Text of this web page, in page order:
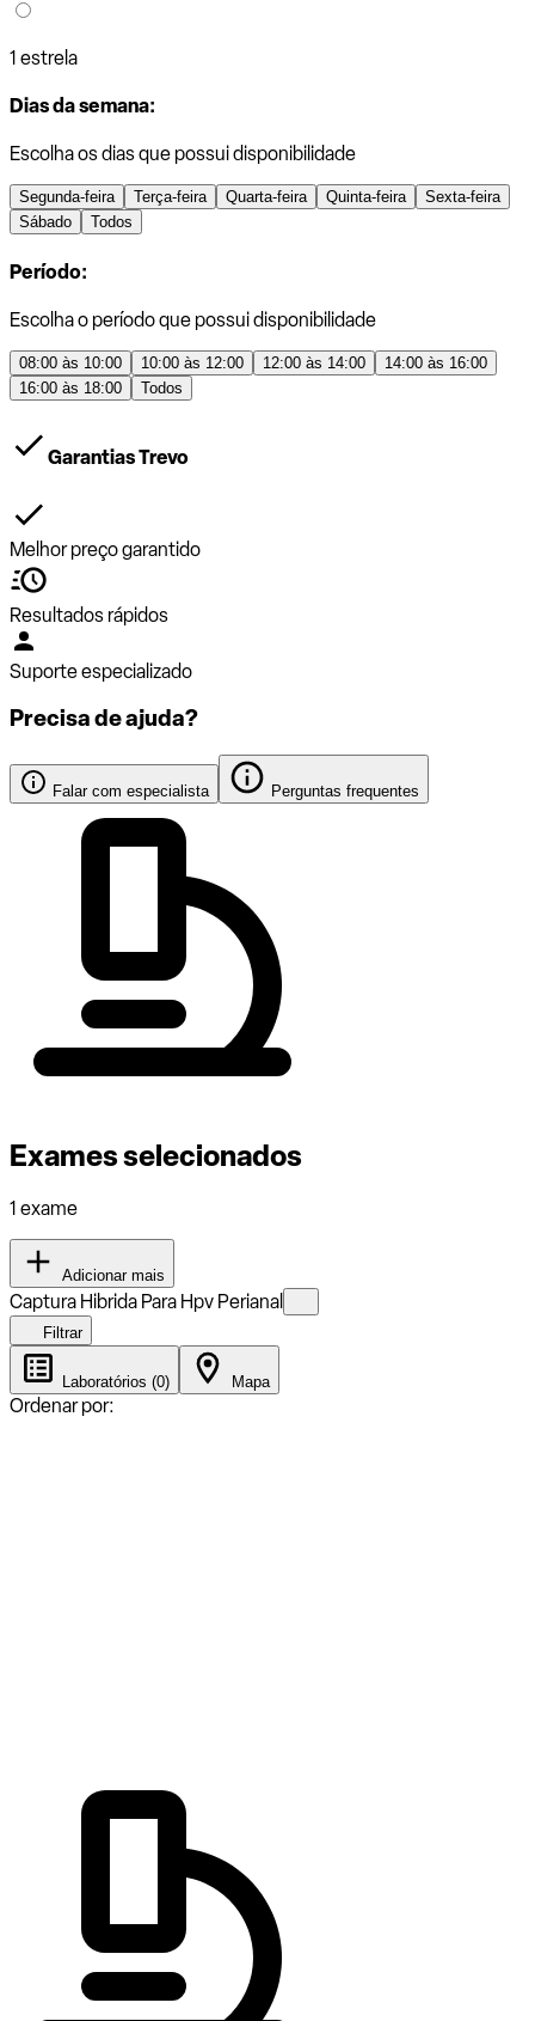
1 estrela
Dias da semana:
Escolha os dias que possui disponibilidade
Segunda-feira Terça-feira Quarta-feira Quinta-feira
Sexta-feira
Sábado
Todos
Período:
Escolha o período que possui disponibilidade
08:00 às 10:00 10:00 às 12:00 12:00 às 14:00
14:00 às 16:00
16:00 às 18:00
Todos
Garantias Trevo
Melhor preço garantido
Resultados rápidos
Suporte especializado
Precisa de ajuda?
Falar com especialista Perguntas frequentes
Exames selecionados
1 exame
Adicionar mais
Captura Hibrida Para Hpv Perianal
Filtrar
Laboratórios (0) Mapa
Ordenar por: